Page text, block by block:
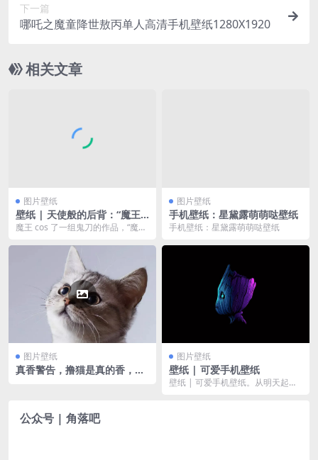
下一篇
哪吒之魔童降世敖丙单人高清手机壁纸1280X1920
相关文章
图片壁纸
壁纸 | 天使般的后背：“魔王”
COS鬼刀
魔王 cos 了一组鬼刀的作品，“魔
脸美，就连...
图片壁纸
手机壁纸：星黛露萌萌哒壁纸
手机壁纸：星黛露萌萌哒壁纸
图片壁纸
真香警告，撸猫是真的香，猫
图片壁纸
壁纸 | 可爱手机壁纸
壁纸 | 可爱手机壁纸。从明天起，
公众号 | 角落吧